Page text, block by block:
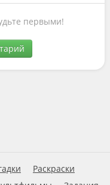
первыми!
Раскраски